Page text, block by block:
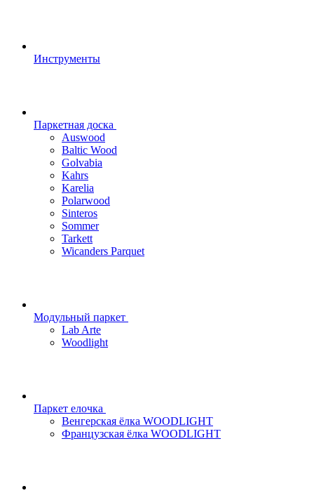
Инструменты
Паркетная доска
Auswood
Baltic Wood
Golvabia
Kahrs
Karelia
Polarwood
Sinteros
Sommer
Tarkett
Wicanders Parquet
Модульный паркет
Lab Arte
Woodlight
Паркет елочка
Венгерская ёлка WOODLIGHT
Французская ёлка WOODLIGHT